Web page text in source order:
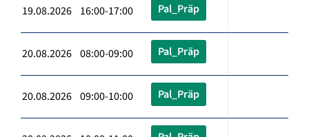
19.08.2026 16:00-17:00 Pal_Präp
20.08.2026 08:00-09:00 Pal_Präp
20.08.2026 09:00-10:00 Pal_Präp